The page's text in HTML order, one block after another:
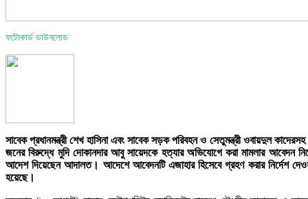
ফটোকার্ড ডাউনলোড
সাবেক প্রধানমন্ত্রী শেখ হাসিনা এবং সাবেক সড়ক পরিবহন ও সেতুমন্ত্রী ওবায়দুল
জনের বিরুদ্ধে মুদি দোকানদার আবু সায়েদকে হত্যার অভিযোগে করা মামলার আবেদন
আদেশ দিয়েছেন আদালত। আদেশে আবেদনটি এজাহার হিসেবে গ্রহণ করার নির্দেশ
হয়েছে।